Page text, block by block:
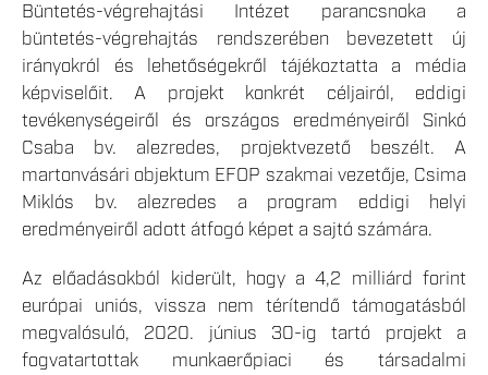
Büntetés-végrehajtási Intézet parancsnoka a
büntetés-végrehajtás rendszerében bevezetett új
irányokról és lehetőségekről tájékoztatta a média
képviselőit. A projekt konkrét céljairól, eddigi
tevékenységeiről és országos eredményeiről Sinkó
Csaba bv. alezredes, projektvezető beszélt. A
martonvásári objektum EFOP szakmai vezetője, Csima
Miklós bv. alezredes a program eddigi helyi
eredményeiről adott átfogó képet a sajtó számára.
Az előadásokból kiderült, hogy a 4,2 milliárd forint
európai uniós, vissza nem térítendő támogatásból
megvalósuló, 2020. június 30-ig tartó projekt a
fogvatartottak munkaerőpiaci és társadalmi